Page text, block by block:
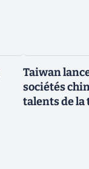
Taiwan
sociétés
talents de la